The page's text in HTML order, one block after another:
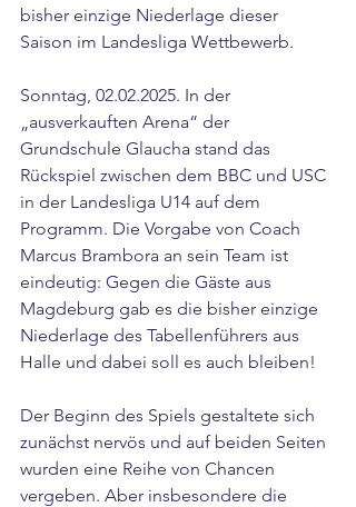
bisher einzige Niederlage dieser
Saison im Landesliga Wettbewerb.
Sonntag, 02.02.2025. In der
„ausverkauften Arena“ der
Grundschule Glaucha stand das
Rückspiel zwischen dem BBC und USC
in der Landesliga U14 auf dem
Programm. Die Vorgabe von Coach
Marcus Brambora an sein Team ist
eindeutig: Gegen die Gäste aus
Magdeburg gab es die bisher einzige
Niederlage des Tabellenführers aus
Halle und dabei soll es auch bleiben!
Der Beginn des Spiels gestaltete sich
zunächst nervös und auf beiden Seiten
wurden eine Reihe von Chancen
vergeben. Aber insbesondere die